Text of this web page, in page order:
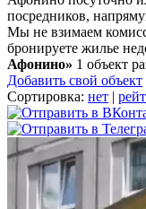
посредников,
Мы не взимаем
бронируете жилье
Афонино» 1 объект
Добавить свой объект
Сортировка: нет |